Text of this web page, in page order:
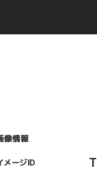
像情報
メージID